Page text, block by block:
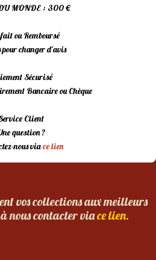
MONDE : 300 €
ou Remboursé
pour changer d’avis
Sécurisé
Bancaire ou Chèque
Client
question ?
nous viace lien
vos collections aux meilleurs
nous contacter viace lien.